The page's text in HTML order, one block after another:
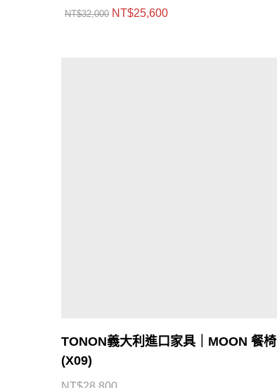
NT$32,000 NT$25,600
TONON義大利進口家具｜MOON 餐椅
(X09)